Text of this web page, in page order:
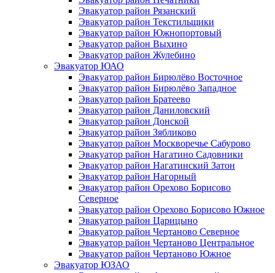
Эвакуатор район Рязанский
Эвакуатор район Текстильщики
Эвакуатор район Южнопортовый
Эвакуатор район Выхино
Эвакуатор район Жулебино
Эвакуатор ЮАО
Эвакуатор район Бирюлёво Восточное
Эвакуатор район Бирюлёво Западное
Эвакуатор район Братеево
Эвакуатор район Даниловский
Эвакуатор район Донской
Эвакуатор район Зябликово
Эвакуатор район Москворечье Сабурово
Эвакуатор район Нагатино Cадовники
Эвакуатор район Нагатинский Затон
Эвакуатор район Нагорный
Эвакуатор район Орехово Борисово
Северное
Эвакуатор район Орехово Борисово Южное
Эвакуатор район Царицыно
Эвакуатор район Чертаново Северное
Эвакуатор район Чертаново Центральное
Эвакуатор район Чертаново Южное
Эвакуатор ЮЗАО